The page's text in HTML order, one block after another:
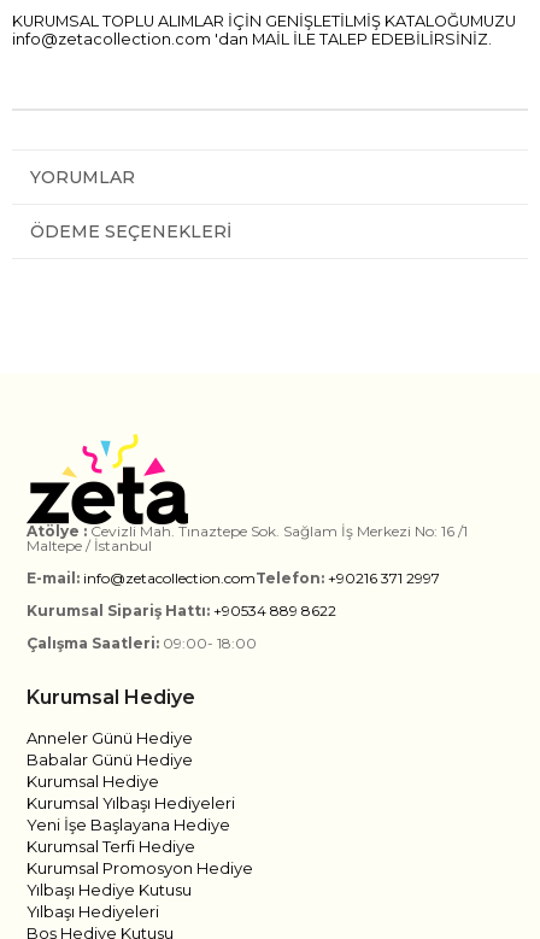
KURUMSAL TOPLU ALIMLAR İÇİN GENİŞLETİLMİŞ KATALOĞUMUZU
info@zetacollection.com 'dan MAİL İLE TALEP EDEBİLİRSİNİZ.
YORUMLAR
ÖDEME SEÇENEKLERI
Atölye : Cevizli Mah. Tınaztepe Sok. Sağlam İş Merkezi No: 16 /1
Maltepe / İstanbul
E-mail: info@zetacollection.comTelefon: +90216 371 2997
Kurumsal Sipariş Hattı: +90534 889 8622
Çalışma Saatleri: 09:00- 18:00
Kurumsal Hediye
Anneler Günü Hediye
Babalar Günü Hediye
Kurumsal Hediye
Kurumsal Yılbaşı Hediyeleri
Yeni İşe Başlayana Hediye
Kurumsal Terfi Hediye
Kurumsal Promosyon Hediye
Yılbaşı Hediye Kutusu
Yılbaşı Hediyeleri
Boş Hediye Kutusu